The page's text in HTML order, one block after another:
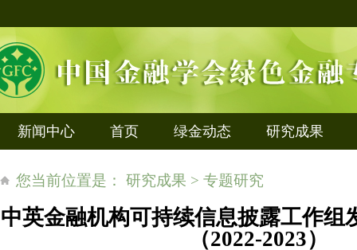
新闻中心 首页 绿金动态 研究成果
您当前位置是： 研究成果 > 专题研究
中英金融机构可持续信息披露工作组
（2022-2023）